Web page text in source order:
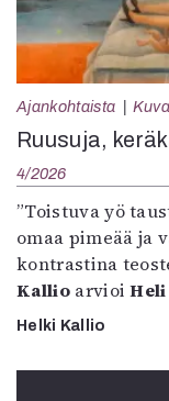
Ajankohtaista
Ruusuja,
4/2026
”Toistuva yö
omaa pimeää ja
kontrastina
KallioarvioiHeli
Helki Kallio